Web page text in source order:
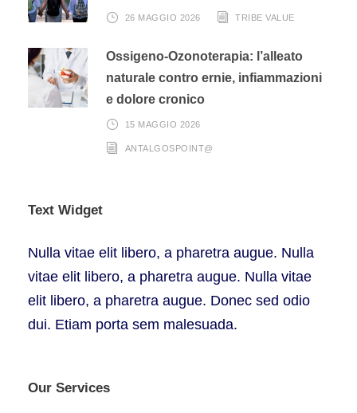
26 MAGGIO 2026 TRIBE VALUE
Ossigeno-Ozonoterapia: l’alleato
naturale contro ernie, infiammazioni
e dolore cronico
15 MAGGIO 2026
ANTALGOSPOINT@
Text Widget
Nulla vitae elit libero, a pharetra augue. Nulla
vitae elit libero, a pharetra augue. Nulla vitae
elit libero, a pharetra augue. Donec sed odio
dui. Etiam porta sem malesuada.
Our Services